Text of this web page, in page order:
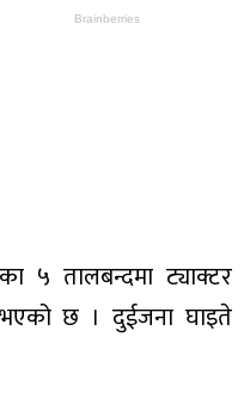
५ तालबन्दमा ट्याक्टर
छ । दुईजना घाइते